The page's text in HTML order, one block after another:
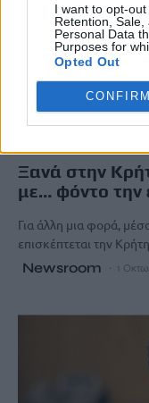
I want to opt-out
Retention,
Personal Data
Purposes for
Opted Out
CONFIRM
Ξανά στην
με… φόντο την
Για άλλη μια φορά,
επισκέπτεται την
Newsroom 1